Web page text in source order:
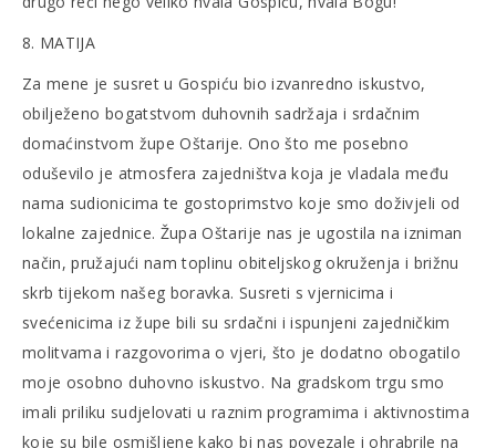
8. MATIJA
Za mene je susret u Gospiću bio izvanredno iskustvo,
obilježeno bogatstvom duhovnih sadržaja i srdačnim
domaćinstvom župe Oštarije. Ono što me posebno
oduševilo je atmosfera zajedništva koja je vladala među
nama sudionicima te gostoprimstvo koje smo doživjeli od
lokalne zajednice. Župa Oštarije nas je ugostila na izniman
način, pružajući nam toplinu obiteljskog okruženja i brižnu
skrb tijekom našeg boravka. Susreti s vjernicima i
svećenicima iz župe bili su srdačni i ispunjeni zajedničkim
molitvama i razgovorima o vjeri, što je dodatno obogatilo
moje osobno duhovno iskustvo. Na gradskom trgu smo
imali priliku sudjelovati u raznim programima i aktivnostima
koje su bile osmišljene kako bi nas povezale i ohrabrile na